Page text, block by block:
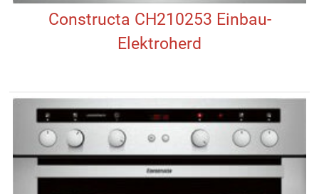
Constructa CH210253 Einbau-
Elektroherd